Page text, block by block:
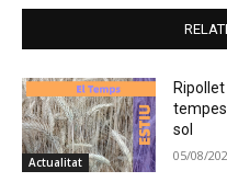
Actualitat
sol
05/08/